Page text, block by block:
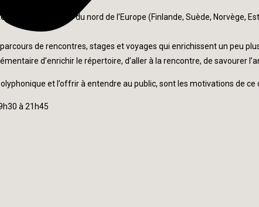
venues du nord de l’Europe (Finlande, Suède, Norvège,
de rencontres, stages et voyages qui enrichissent un peu
d’enrichir le répertoire, d’aller à la rencontre, de savourer
et l’offrir à entendre au public, sont les motivations de
à 21h45